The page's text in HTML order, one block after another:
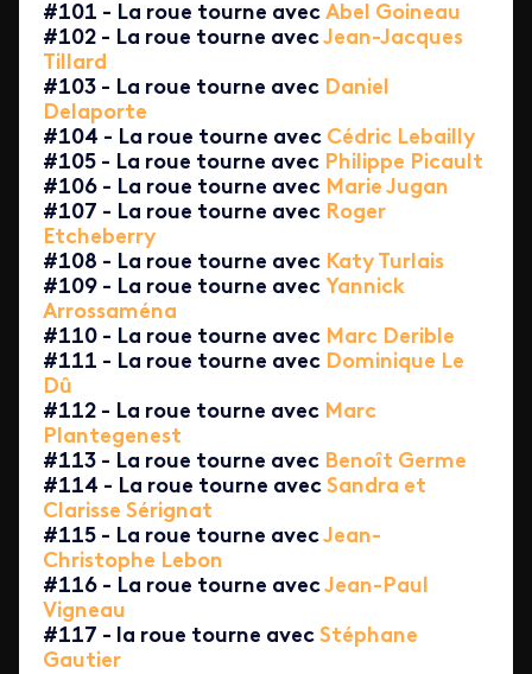
#101 - La roue tourne avec Abel Goineau
#102 - La roue tourne avecJean-Jacques
Tillard
#103 - La roue tourne avec Daniel
Delaporte
#104 - La roue tourne avec Cédric Lebailly
#105 - La roue tourne avec Philippe Picault
#106 - La roue tourne avec Marie Jugan
#107 - La roue tourne avec Roger
Etcheberry
#108 - La roue tourne avec Katy Turlais
#109 - La roue tourne avec Yannick
Arrossaména
#110 - La roue tourne avec Marc Derible
#111 - La roue tourne avec Dominique Le
Dû
#112 - La roue tourne avec Marc
Plantegenest
#113 - La roue tourne avec Benoît Germe
#114 - La roue tourne avec Sandra et
Clarisse Sérignat
#115 - La roue tourne avecJean-
Christophe Lebon
#116 - La roue tourne avecJean-Paul
Vigneau
#117 - la roue tourne avec Stéphane
Gautier